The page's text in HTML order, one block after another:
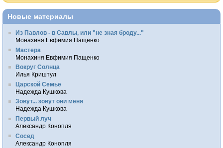
Новые материалы
Из Павлов - в Савлы, или "не зная броду..."
Монахиня Евфимия Пащенко
Мастера
Монахиня Евфимия Пащенко
Вокруг Солнца
Илья Криштул
Царской Семье
Надежда Кушкова
Зовут... зовут они меня
Надежда Кушкова
Первый луч
Александр Конопля
Сосед
Александр Конопля